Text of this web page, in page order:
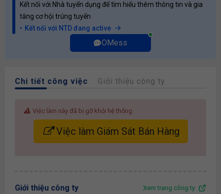
Kết nối với Nhà tuyển dụng để tìm hiểu thêm thông tin và gia
tăng cơ hội trúng tuyển
Kết nối với NTD đang active
OMess
Chi tiết công việc Giới thiệu công ty
Việc làm này đã bị gỡ khỏi hệ thống
Việc làm Giám Sát Bán Hàng
Giới thiệu công ty Xem trang công ty